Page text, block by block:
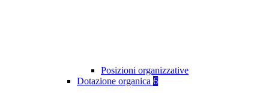
Posizioni organizzative
Dotazione organica 6